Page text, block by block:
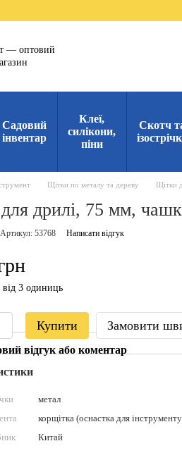
Садовий
інвентар
Клеї,
силікони,
піни
Скотч
Щітки по металу та дереву Щітки
дрилі, 75 мм,
Артикул: 53768 Написати відгук
3 одиниць
Купити Замовити
відгук або коментар
метал
корщітка (оснастка для
Китай